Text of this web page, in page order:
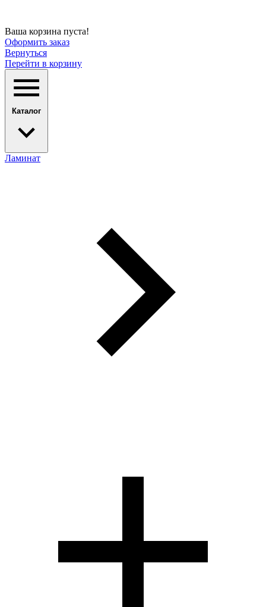
Ваша корзина пуста!
Оформить заказ
Вернуться
Перейти в корзину
Каталог
Ламинат